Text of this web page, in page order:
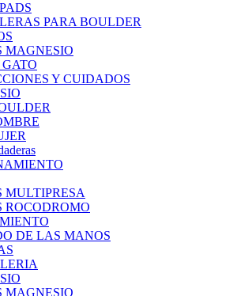
PARA BOULDER
MAGNESIO
Y CUIDADOS
MULTIPRESA
ROCODROMO
DE LAS MANOS
MAGNESIO